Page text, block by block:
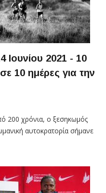
Ιουνίου 2021 - 10
10 ημέρες για την
200 χρόνια, ο ξεσηκωμός
αυτοκρατορία σήμανε